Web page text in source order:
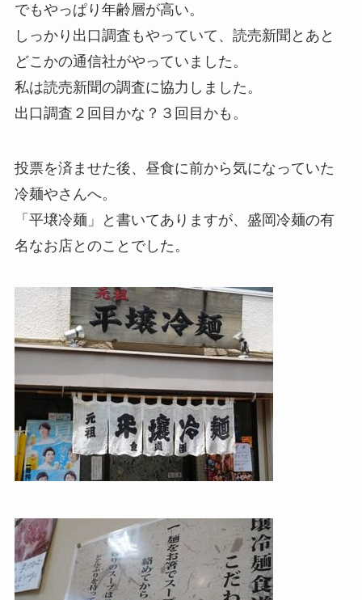
でもやっぱり年齢層が高い。
しっかり出口調査もやっていて、読売新聞とあと
どこかの通信社がやっていました。
私は読売新聞の調査に協力しました。
出口調査２回目かな？３回目かも。
投票を済ませた後、昼食に前から気になっていた
冷麺やさんへ。
「平壌冷麺」と書いてありますが、盛岡冷麺の有
名なお店とのことでした。